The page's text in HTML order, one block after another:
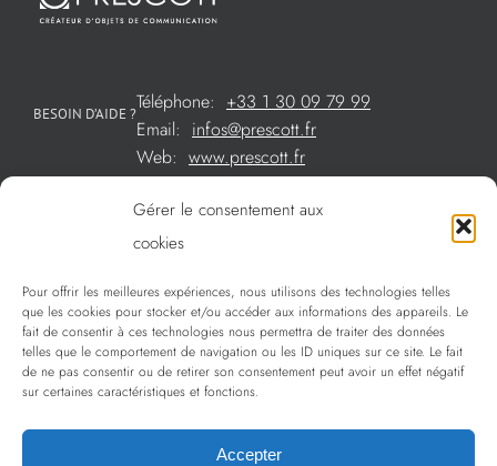
Gérer le consentement aux
cookies
Pour offrir les meilleures expériences, nous utilisons des technologies telles
que les cookies pour stocker et/ou accéder aux informations des appareils. Le
fait de consentir à ces technologies nous permettra de traiter des données
telles que le comportement de navigation ou les ID uniques sur ce site. Le fait
de ne pas consentir ou de retirer son consentement peut avoir un effet négatif
sur certaines caractéristiques et fonctions.
Accepter
BESOIN D’AIDE ?Téléphone: +33 1 30 09 79 99
Email: infos@prescott.fr
Web: www.prescott.fr
SOMMAIRE
Créations métal sur mesure
La sélection Prescott
Services
Politique de confidentialité